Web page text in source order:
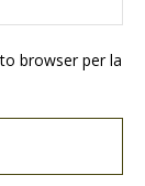
browser per la